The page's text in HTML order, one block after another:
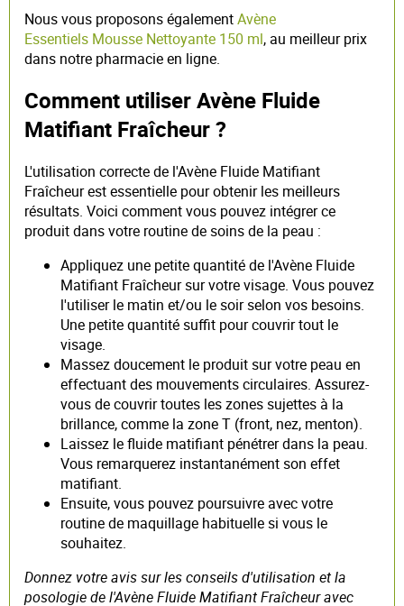
Nous vous proposons égalementAvène
Essentiels Mousse Nettoyante 150 ml, au meilleur prix
dans notre pharmacie en ligne.
Comment utiliser Avène Fluide
Matifiant Fraîcheur ?
L'utilisation correcte de l'Avène Fluide Matifiant
Fraîcheur est essentielle pour obtenir les meilleurs
résultats. Voici comment vous pouvez intégrer ce
produit dans votre routine de soins de la peau :
Appliquez une petite quantité de l'Avène Fluide
Matifiant Fraîcheur sur votre visage. Vous pouvez
l'utiliser le matin et/ou le soir selon vos besoins.
Une petite quantité suffit pour couvrir tout le
visage.
Massez doucement le produit sur votre peau en
effectuant des mouvements circulaires. Assurez-
vous de couvrir toutes les zones sujettes à la
brillance, comme la zone T (front, nez, menton).
Laissez le fluide matifiant pénétrer dans la peau.
Vous remarquerez instantanément son effet
matifiant.
Ensuite, vous pouvez poursuivre avec votre
routine de maquillage habituelle si vous le
souhaitez.
Donnez votre avis sur les conseils d'utilisation et la
posologie de l'Avène Fluide Matifiant Fraîcheur avec